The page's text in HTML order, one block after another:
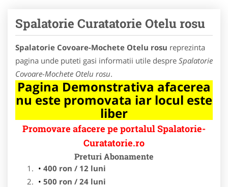
Spalatorie Curatatorie Otelu rosu
Spalatorie Covoare-Mochete Otelu rosu reprezinta
pagina unde puteti gasi informatii utile despre Spalatorie
Covoare-Mochete Otelu rosu.
Pagina Demonstrativa afacerea
nu este promovata iar locul este
liber
Promovare afacere pe portalul Spalatorie-
Curatatorie.ro
Preturi Abonamente
400 ron / 12 luni
500 ron / 24 luni